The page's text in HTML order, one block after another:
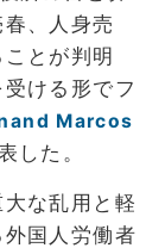
、人身売
とが判明
ける形でフ
Marcos
した。
な乱用と軽
国人労働者